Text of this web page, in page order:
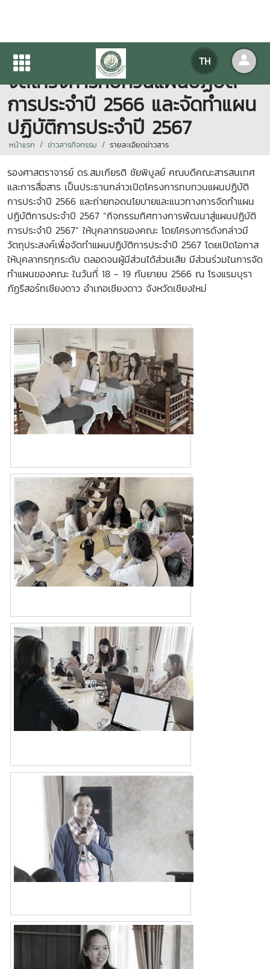
TH
คณะสารสนเทศและการสื่อสาร
จัดโครงการทบทวนแผนปฏิบัติ
การประจำปี 2566 และจัดทำแผน
ปฏิบัติการประจำปี 2567
หน้าแรก ข่าวสารกิจกรรม รายละเอียดข่าวสาร
รองศาสตราจารย์ ดร.สมเกียรติ ชัยพิบูลย์ คณบดีคณะสารสนเทศ
และการสื่อสาร เป็นประธานกล่าวเปิดโครงการทบทวนแผนปฏิบัติ
การประจำปี 2566 และถ่ายทอดนโยบายและแนวทางการจัดทำแผน
ปฏิบัติการประจำปี 2567 “กิจกรรมทิศทางการพัฒนาสู่แผนปฏิบัติ
การประจำปี 2567” ให้บุคลากรของคณะ โดยโครงการดังกล่าวมี
วัตถุประสงค์เพื่อจัดทำแผนปฏิบัติการประจำปี 2567 โดยเปิดโอกาส
ให้บุคลากรทุกระดับ ตลอดจนผู้มีส่วนได้ส่วนเสีย มีส่วนร่วมในการจัด
ทำแผนของคณะ ในวันที่ 18 - 19 กันยายน 2566 ณ โรงแรมบุรา
ภัฏรีสอร์ทเชียงดาว อำเภอเชียงดาว จังหวัดเชียงใหม่